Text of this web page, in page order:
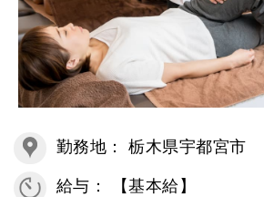
勤務地： 栃木県宇都宮市
給与： 【基本給】